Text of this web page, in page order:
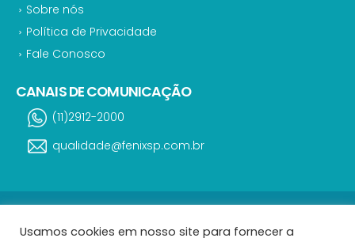
Sobre nós
Política de Privacidade
Fale Conosco
CANAIS DE COMUNICAÇÃO
(11)2912-2000
qualidade@fenixsp.com.br
Magic Fish | Todos os direitos reservados 2023 - Uma empresa do Grupo
Usamos cookies em nosso site para fornecer a